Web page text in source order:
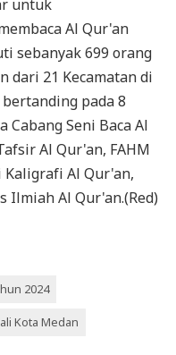
untuk
Al Qur'an
sebanyak 699 orang
dari 21 Kecamatan di
pada 8
Seni Baca Al
Al Qur'an, FAHM
Kaligrafi Al Qur'an,
Ilmiah Al Qur'an.(Red)
2024
Kota Medan